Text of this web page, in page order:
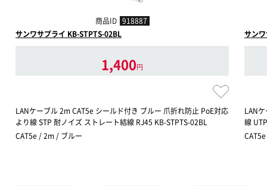
商品ID 918887
サンワサプライ KB-STPTS-02BL
1,400円
LANケーブル 2m CAT5e シールド付き ブルー 爪折れ防止 PoE対応
より線 STP 耐ノイズ ストレート結線 RJ45 KB-STPTS-02BL
CAT5e / 2m / ブルー
サン
LAN
線